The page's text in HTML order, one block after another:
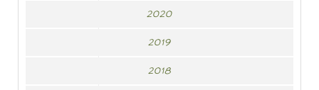
2020
2019
2018